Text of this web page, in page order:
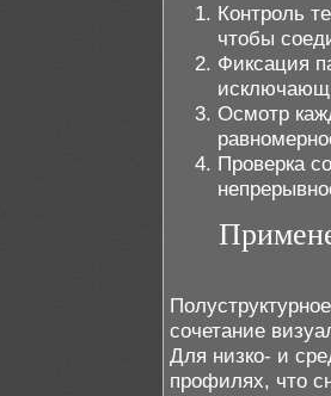
Контроль
чтобы
Фиксация
Осмотр
Проверка
сочетание
Для низко- и
профилях, что